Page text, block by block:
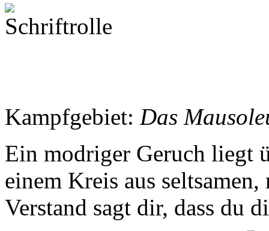
Kampfgebiet: Das
Ein modriger Geruch liegt
einem Kreis aus
Verstand sagt dir, dass du